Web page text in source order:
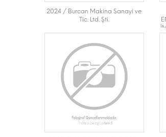
2024 / Burcan Makina Sanayi ve
Tic. Ltd. Şti.